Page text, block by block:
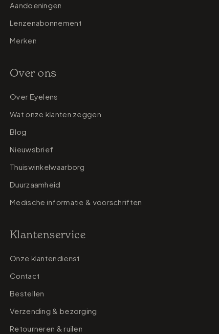
Aandoeningen
Lenzenabonnement
Merken
Over ons
Over Eyelens
Wat onze klanten zeggen
Blog
Nieuwsbrief
Thuiswinkelwaarborg
Duurzaamheid
Medische informatie & voorschriften
Klantenservice
Onze klantendienst
Contact
Bestellen
Verzending & bezorging
Retourneren & ruilen